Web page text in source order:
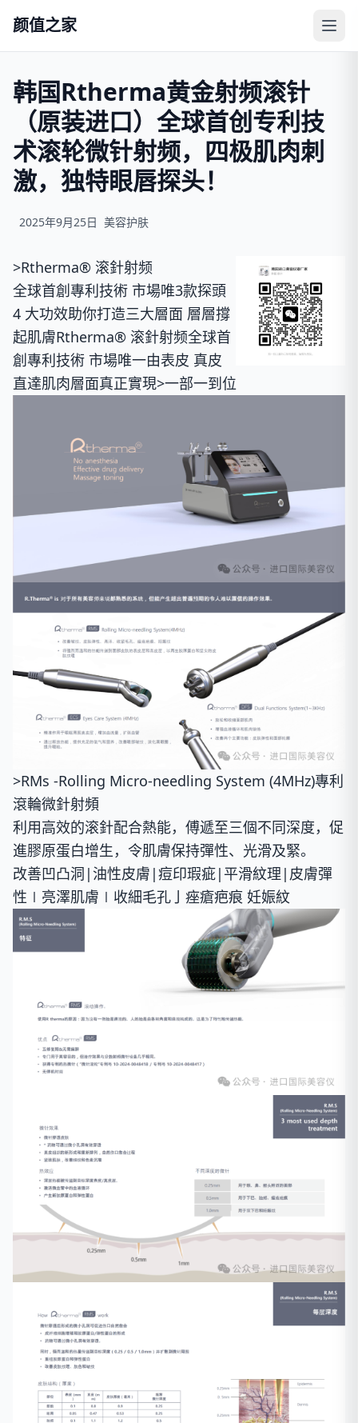
颜值之家
韩国Rtherma黄金射频滚针
（原装进口）全球首创专利技
术滚轮微针射频，四极肌肉刺
激，独特眼唇探头！
2025年9月25日 美容护肤
>Rtherma® 滚針射频
全球首創專利技術 市場唯3款探頭
4 大功效助你打造三大層面 層層撐
起肌膚Rtherma® 滚針射频全球首
創專利技術 市場唯一由表皮 真皮
直達肌肉層面真正實現>一部一到位
>RMs -Rolling Micro-needling System (4MHz)專利
滾輪微針射頻
利用高效的滚針配合熱能，傅遞至三個不同深度，促
進膠原蛋白增生，令肌膚保持彈性、光滑及緊。
改善凹凸洞|油性皮膚|痘印瑕疵|平滑紋理|皮膚彈
性∣亮澤肌膚∣收細毛孔亅痤瘡疤痕 妊娠紋